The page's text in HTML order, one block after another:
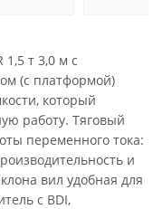
т 3,0 м с
(с платформой)
который
работу. Тяговый
переменного тока:
и
вил удобная для
с BDI,